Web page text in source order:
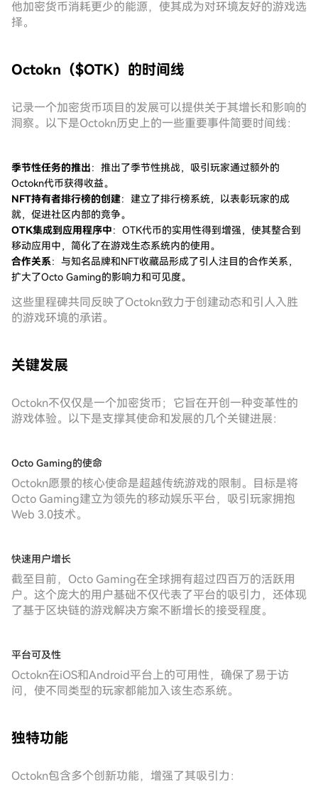
他加密货币消耗更少的能源，使其成为对环境友好的游戏选
择。
Octokn（$OTK）的时间线
记录一个加密货币项目的发展可以提供关于其增长和影响的
洞察。以下是Octokn历史上的一些重要事件简要时间线：
季节性任务的推出：推出了季节性挑战，吸引玩家通过额外的
Octokn代币获得收益。
NFT持有者排行榜的创建：建立了排行榜系统，以表彰玩家的成
就，促进社区内部的竞争。
OTK集成到应用程序中：OTK代币的实用性得到增强，使其整合到
移动应用中，简化了在游戏生态系统内的使用。
合作关系：与知名品牌和NFT收藏品形成了引人注目的合作关系，
扩大了Octo Gaming的影响力和可见度。
这些里程碑共同反映了Octokn致力于创建动态和引人入胜
的游戏环境的承诺。
关键发展
Octokn不仅仅是一个加密货币；它旨在开创一种变革性的
游戏体验。以下是支撑其使命和发展的几个关键进展：
Octo Gaming的使命
Octokn愿景的核心使命是超越传统游戏的限制。目标是将
Octo Gaming建立为领先的移动娱乐平台，吸引玩家拥抱
Web 3.0技术。
快速用户增长
截至目前，Octo Gaming在全球拥有超过四百万的活跃用
户。这个庞大的用户基础不仅代表了平台的吸引力，还体现
了基于区块链的游戏解决方案不断增长的接受程度。
平台可及性
Octokn在iOS和Android平台上的可用性，确保了易于访
问，使不同类型的玩家都能加入该生态系统。
独特功能
Octokn包含多个创新功能，增强了其吸引力：